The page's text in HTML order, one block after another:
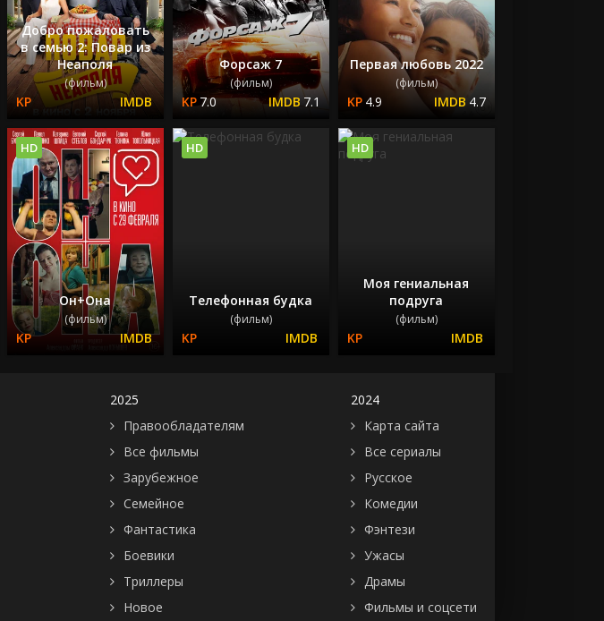
Добро пожаловать
в семью 2: Повар из
Неаполя
(фильм)
Форсаж 7
(фильм)
7.0 7.1
Первая любовь 2022
(фильм)
4.9 4.7
Он+Она
(фильм)
HD
Телефонная будка
(фильм)
HD
Моя гениальная
подруга
(фильм)
HD
2025
Правообладателям
Все фильмы
Зарубежное
Семейное
Фантастика
Боевики
Триллеры
Новое
2024
Карта сайта
Все сериалы
Русское
Комедии
Фэнтези
Ужасы
Драмы
Фильмы и соцсети